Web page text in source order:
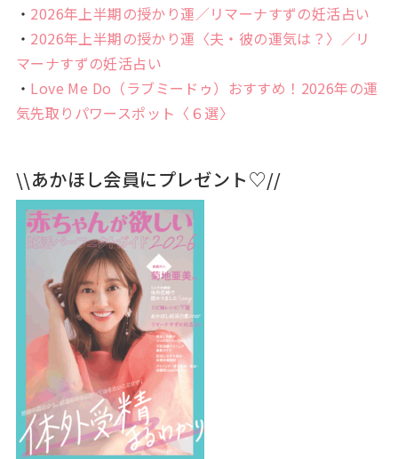
・ 2026年上半期の授かり運／リマーナすずの妊活占い
・ 2026年上半期の授かり運〈夫・彼の運気は？〉／リ
マーナすずの妊活占い
・ Love Me Do（ラブミードゥ）おすすめ！2026年の運
気先取りパワースポット〈６選〉
\\あかほし会員にプレゼント♡//